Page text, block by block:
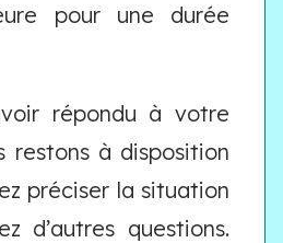
pour une durée
répondu à votre
restons à disposition
préciser la situation
d’autres questions.